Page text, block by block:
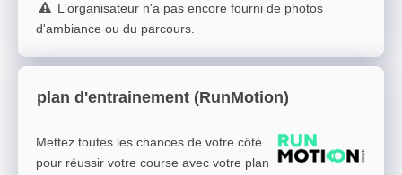
L'organisateur n'a pas encore fourni de photos
d'ambiance ou du parcours.
plan d'entrainement (RunMotion)
Mettez toutes les chances de votre côté
pour réussir votre course avec votre plan